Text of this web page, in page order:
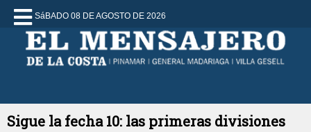
SáBADO 08 DE AGOSTO DE 2026
Sigue la fecha 10: las primeras divisiones